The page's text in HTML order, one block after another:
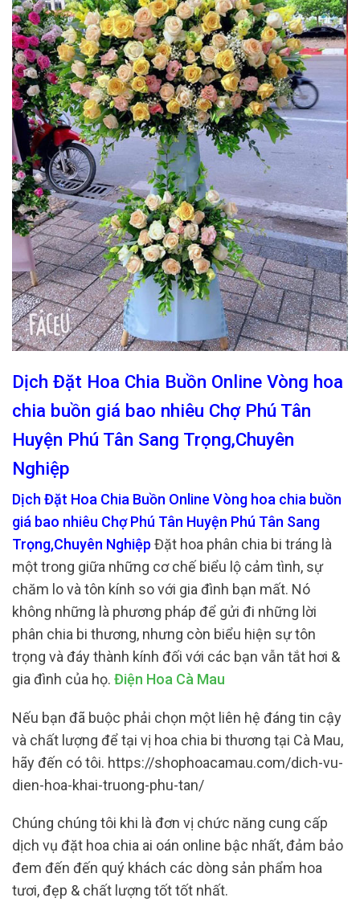
Dịch Đặt Hoa Chia Buồn Online Vòng hoa
chia buồn giá bao nhiêu Chợ Phú Tân
Huyện Phú Tân Sang Trọng,Chuyên
Nghiệp
Dịch Đặt Hoa Chia Buồn Online Vòng hoa chia buồn
giá bao nhiêu Chợ Phú Tân Huyện Phú Tân Sang
Trọng,Chuyên Nghiệp Đặt hoa phân chia bi tráng là
một trong giữa những cơ chế biểu lộ cảm tình, sự
chăm lo và tôn kính so với gia đình bạn mất. Nó
không những là phương pháp để gửi đi những lời
phân chia bi thương, nhưng còn biểu hiện sự tôn
trọng và đáy thành kính đối với các bạn vẫn tắt hơi &
gia đình của họ. Điện Hoa Cà Mau
Nếu bạn đã buộc phải chọn một liên hệ đáng tin cậy
và chất lượng để tại vị hoa chia bi thương tại Cà Mau,
hãy đến có tôi. https://shophoacamau.com/dich-vu-
dien-hoa-khai-truong-phu-tan/
Chúng chúng tôi khi là đơn vị chức năng cung cấp
dịch vụ đặt hoa chia ai oán online bậc nhất, đảm bảo
đem đến đến quý khách các dòng sản phẩm hoa
tươi, đẹp & chất lượng tốt tốt nhất.